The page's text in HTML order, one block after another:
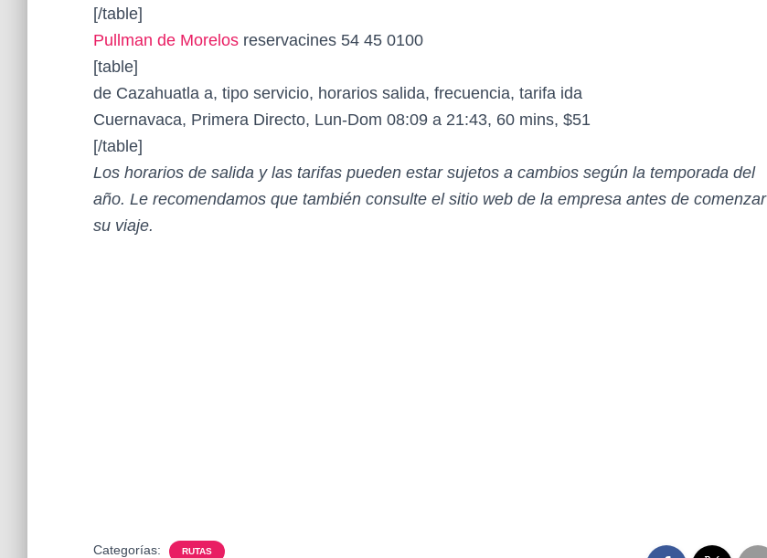
[/table]
Pullman de Morelos reservacines 54 45 0100
[table]
de Cazahuatla a, tipo servicio, horarios salida, frecuencia, tarifa ida
Cuernavaca, Primera Directo, Lun-Dom 08:09 a 21:43, 60 mins, $51
[/table]
Los horarios de salida y las tarifas pueden estar sujetos a cambios según la temporada del
año. Le recomendamos que también consulte el sitio web de la empresa antes de comenzar
su viaje.
Categorías: RUTAS